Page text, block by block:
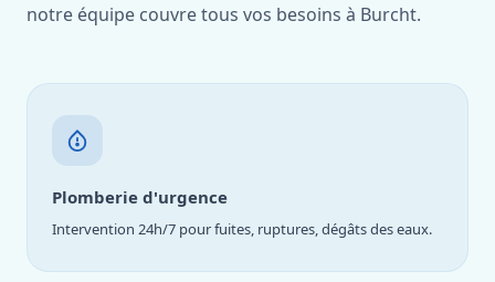
notre équipe couvre tous vos besoins à Burcht.
Plomberie d'urgence
Intervention 24h/7 pour fuites, ruptures, dégâts des eaux.